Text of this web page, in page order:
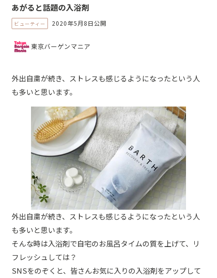
あがると話題の入浴剤
ビューティー 2020年5月8日公開
東京バーゲンマニア
外出自粛が続き、ストレスも感じるようになったという人
も多いと思います。
外出自粛が続き、ストレスも感じるようになったという人
も多いと思います。
そんな時は入浴剤で自宅のお風呂タイムの質を上げて、リ
フレッシュしては？
SNSをのぞくと、皆さんお気に入りの入浴剤をアップして